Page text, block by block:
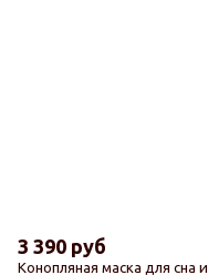
Конопляная маска для сна и
3 390 руб